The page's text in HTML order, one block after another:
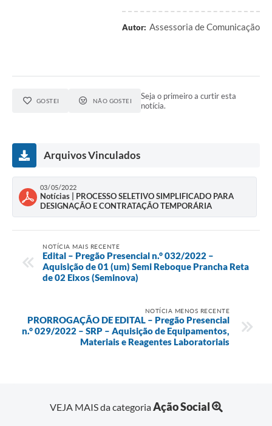
Autor: Assessoria de Comunicação
GOSTEI NÃO GOSTEI
Seja o primeiro a curtir esta
notícia.
Arquivos Vinculados
03/05/2022
Notícias | PROCESSO SELETIVO SIMPLIFICADO PARA
DESIGNAÇÃO E CONTRATAÇÃO TEMPORÁRIA
NOTÍCIA MAIS RECENTE
Edital – Pregão Presencial n.° 032/2022 –
Aquisição de 01 (um) Semi Reboque Prancha Reta
de 02 Eixos (Seminova)
NOTÍCIA MENOS RECENTE
PRORROGAÇÃO DE EDITAL – Pregão Presencial
n.° 029/2022 – SRP – Aquisição de Equipamentos,
Materiais e Reagentes Laboratoriais
VEJA MAIS da categoriaAção Social